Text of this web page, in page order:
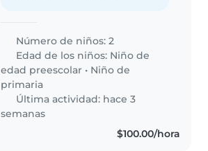
Número de niños: 2
Edad de los niños: Niño de
edad preescolar • Niño de
primaria
Última actividad: hace 3
semanas
$100.00/hora